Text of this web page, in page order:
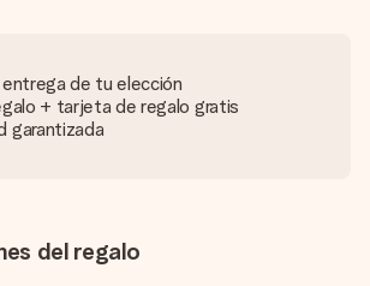
de tu elección
+ tarjeta de regalo gratis
garantizada
del regalo